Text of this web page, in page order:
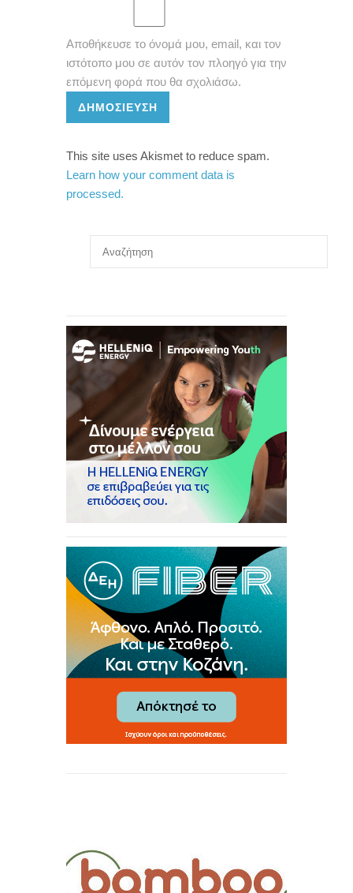
Αποθήκευσε το όνομά μου, email, και τον
ιστότοπο μου σε αυτόν τον πλοηγό για την
επόμενη φορά που θα σχολιάσω.
ΔΗΜΟΣΊΕΥΣΗ
This site uses Akismet to reduce spam.
Learn how your comment data is
processed.